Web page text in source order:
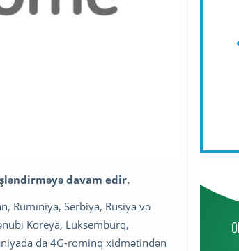
davam edir.
Rumıniya, Serbiya, Rusiya və
Koreya, Lüksemburq,
da 4G-rominq xidmətindən